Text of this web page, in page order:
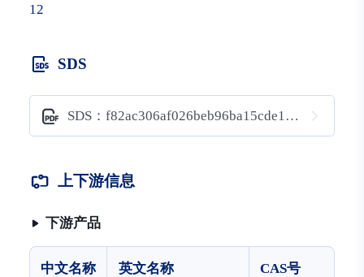
12
SDS
SDS：f82ac306af026beb96ba15cde1c7e5c6
上下游信息
下游产品
中文名称 英文名称 CAS号